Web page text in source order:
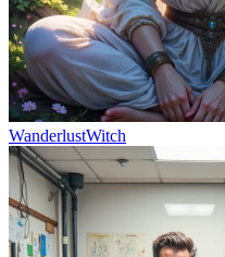
WanderlustWitch